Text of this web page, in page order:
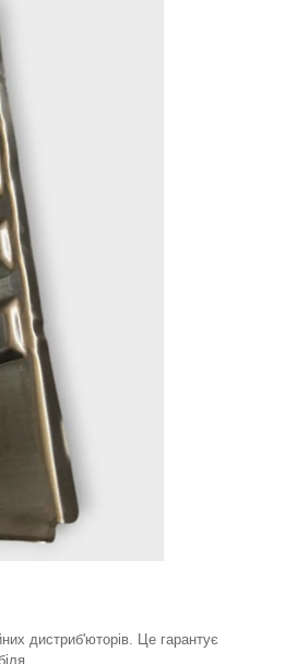
дистриб'юторів. Це гарантує